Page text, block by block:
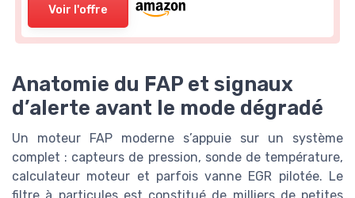
Voir l'offre
Anatomie du FAP et signaux
d’alerte avant le mode dégradé
Un moteur FAP moderne s’appuie sur un système
complet : capteurs de pression, sonde de température,
calculateur moteur et parfois vanne EGR pilotée. Le